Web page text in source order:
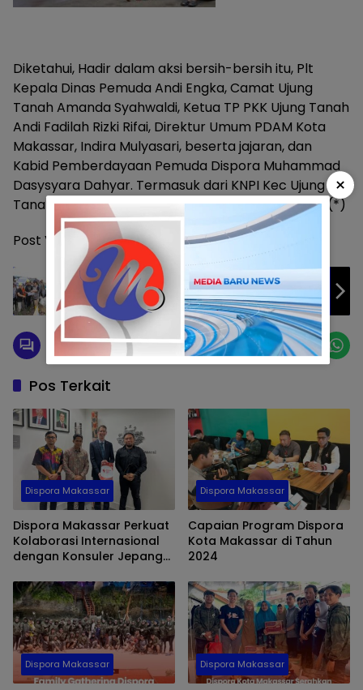
Diketahui, Hadir dalam aksi bersih-bersih itu, Plt
Kepala Dinas Pemuda Andi Engka, Camat Ujung
Tanah Amanda Syahwaldi, Ketua TP PKK Ujung Tanah
Andi Fadilah Rizki Rifai, Direktur Umum PDAM Kota
Makassar, Indira Mulyasari, beserta jajaran, dan
Kabid Pemberdayaan Pemuda Dispora Muhammad
Dasysyara Dahyar. Termasuk dari KNPI Kec Ujung
Tanah yang jumlahnya total sekitar 200 personel.(*)
Post Views:
208
Jelang Penilaian Adipura, Seluruh OPD
Makassar Serentak Galakkan Kerja Bakti
Pos Terkait
Dispora Makassar
Dispora Makassar Perkuat
Kolaborasi Internasional
dengan Konsuler Jepang
Australia
Dispora Makassar
Capaian Program Dispora
Kota Makassar di Tahun
2024
Dispora Makassar Dispora Makassar
×